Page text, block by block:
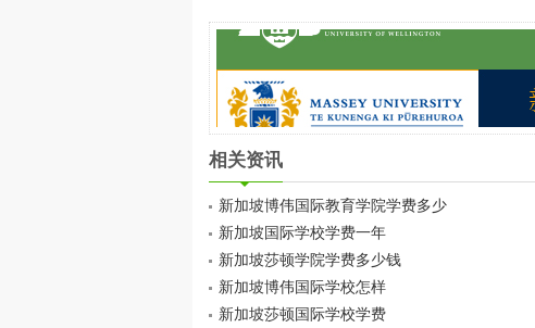
相关资讯
新加坡博伟国际教育学院学费多少
新加坡国际学校学费一年
新加坡莎顿学院学费多少钱
新加坡博伟国际学校怎样
新加坡莎顿国际学校学费